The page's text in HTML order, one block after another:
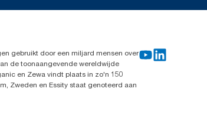
gebruikt door een miljard mensen over
de toonaangevende wereldwijde
en Zewa vindt plaats in zo'n 150
Zweden en Essity staat genoteerd aan